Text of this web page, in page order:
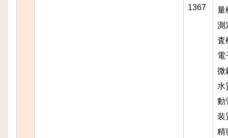
1367
量
測
査
電
微
水
動
装
精